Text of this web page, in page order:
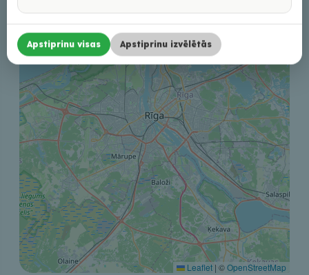
Leaflet | ©OpenStreetMap
Apstiprinu visas Apstiprinu izvēlētās